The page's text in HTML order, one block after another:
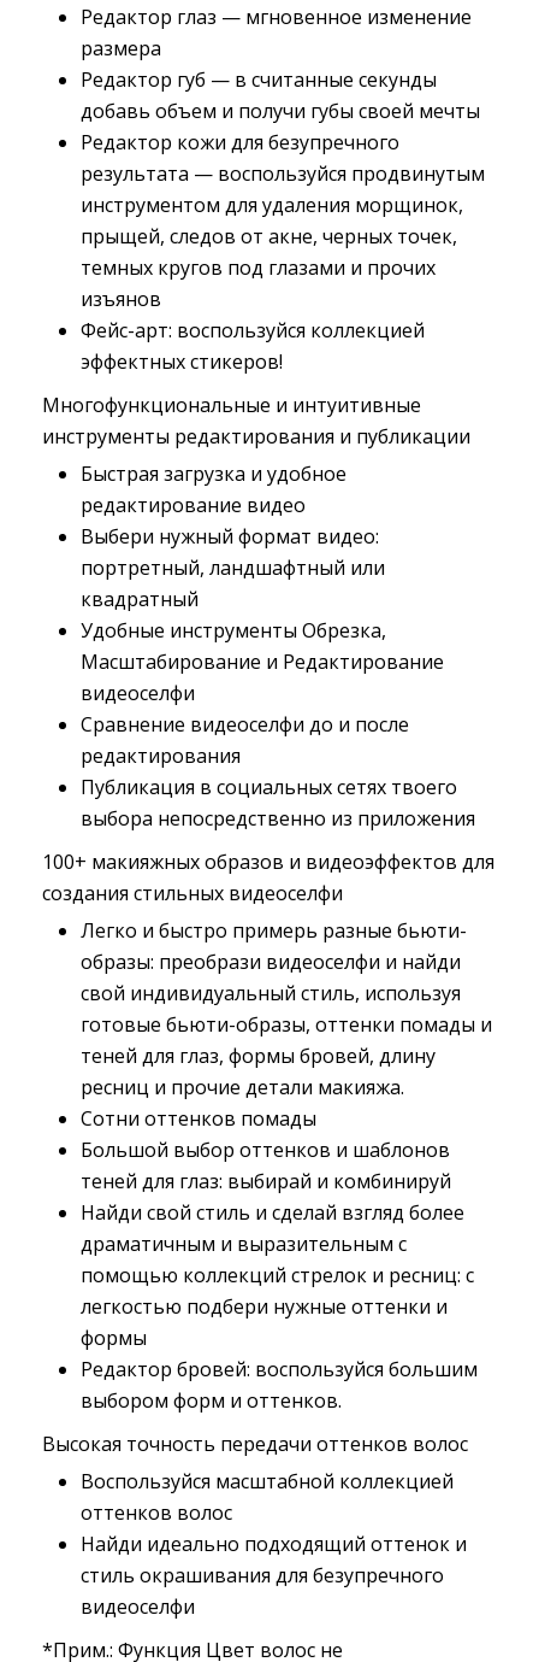
Редактор глаз — мгновенное изменение
размера
Редактор губ — в считанные секунды
добавь объем и получи губы своей мечты
Редактор кожи для безупречного
результата — воспользуйся продвинутым
инструментом для удаления морщинок,
прыщей, следов от акне, черных точек,
темных кругов под глазами и прочих
изъянов
Фейс-арт: воспользуйся коллекцией
эффектных стикеров!
Многофункциональные и интуитивные
инструменты редактирования и публикации
Быстрая загрузка и удобное
редактирование видео
Выбери нужный формат видео:
портретный, ландшафтный или
квадратный
Удобные инструменты Обрезка,
Масштабирование и Редактирование
видеоселфи
Сравнение видеоселфи до и после
редактирования
Публикация в социальных сетях твоего
выбора непосредственно из приложения
100+ макияжных образов и видеоэффектов для
создания стильных видеоселфи
Легко и быстро примерь разные бьюти-
образы: преобрази видеоселфи и найди
свой индивидуальный стиль, используя
готовые бьюти-образы, оттенки помады и
теней для глаз, формы бровей, длину
ресниц и прочие детали макияжа.
Сотни оттенков помады
Большой выбор оттенков и шаблонов
теней для глаз: выбирай и комбинируй
Найди свой стиль и сделай взгляд более
драматичным и выразительным с
помощью коллекций стрелок и ресниц: с
легкостью подбери нужные оттенки и
формы
Редактор бровей: воспользуйся большим
выбором форм и оттенков.
Высокая точность передачи оттенков волос
Воспользуйся масштабной коллекцией
оттенков волос
Найди идеально подходящий оттенок и
стиль окрашивания для безупречного
видеоселфи
*Прим.: Функция Цвет волос не